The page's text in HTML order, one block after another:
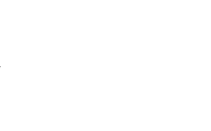
nowej karcie